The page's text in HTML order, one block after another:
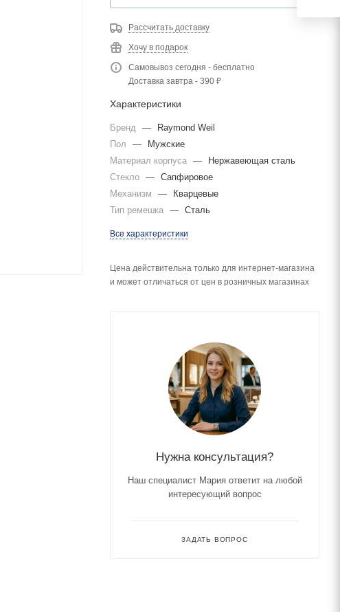
Рассчитать доставку
Хочу в подарок
Самовывоз сегодня - бесплатно
Доставка завтра - 390 ₽
Характеристики
Бренд —
Raymond Weil
Пол
—
Мужские
Материал корпуса —
Нержавеющая сталь
Стекло — Сапфировое
Механизм
—
Кварцевые
Тип ремешка — Сталь
Все характеристики
Цена действительна только для интернет-магазина
и может отличаться от цен в розничных магазинах
Нужна консультация?
Наш специалист Мария ответит на любой
интересующий вопрос
ЗАДАТЬ ВОПРОС